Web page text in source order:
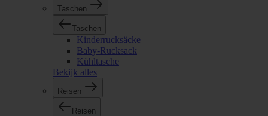
Taschen
Taschen
Kinderrucksäcke
Baby-Rucksack
Kühltasche
Bekijk alles
Reisen
Reisen